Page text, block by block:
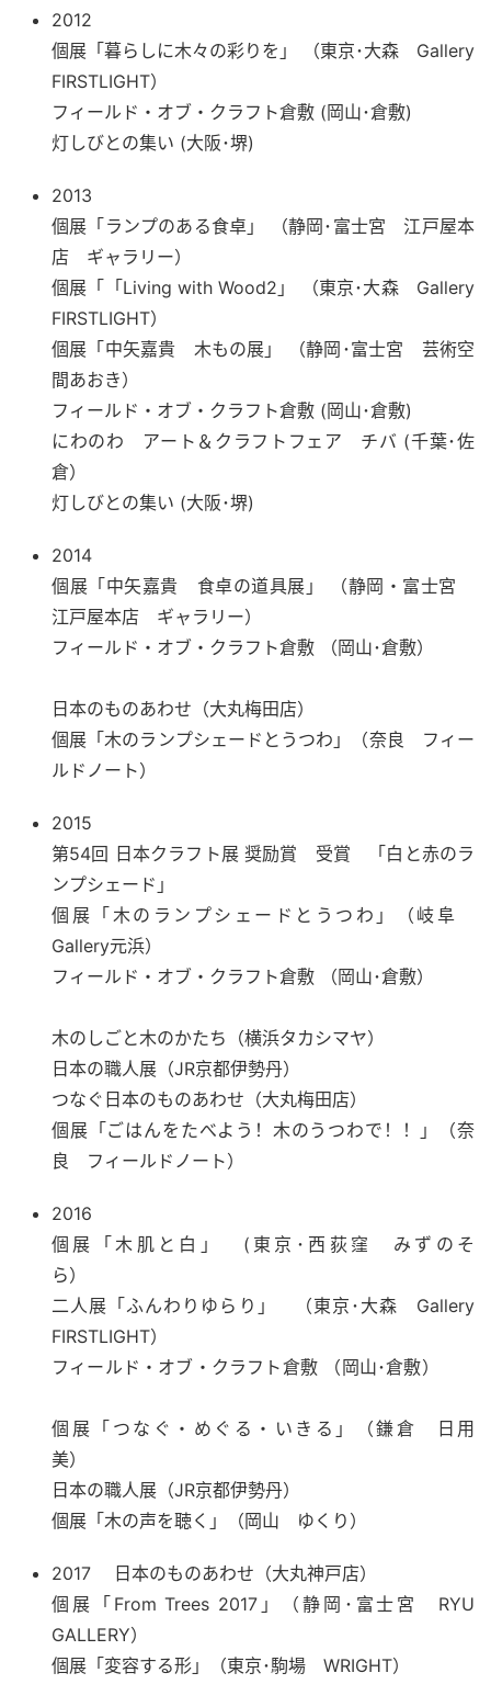
2012
個展「暮らしに木々の彩りを」 （東京･大森 Gallery
FIRSTLIGHT）
フィールド・オブ・クラフト倉敷 (岡山･倉敷)
灯しびとの集い (大阪･堺)
2013
個展「ランプのある食卓」 （静岡･富士宮 江戸屋本
店 ギャラリー）
個展「「Living with Wood2」 （東京･大森 Gallery
FIRSTLIGHT）
個展「中矢嘉貴 木もの展」 （静岡･富士宮 芸術空
間あおき）
フィールド・オブ・クラフト倉敷 (岡山･倉敷)
にわのわ アート＆クラフトフェア チバ (千葉･佐
倉）
灯しびとの集い (大阪･堺)
2014
個展「中矢嘉貴 食卓の道具展」 （静岡・富士宮
江戸屋本店 ギャラリー）
フィールド・オブ・クラフト倉敷 （岡山･倉敷）
日本のものあわせ（大丸梅田店）
個展「木のランプシェードとうつわ」（奈良 フィー
ルドノート）
2015
第54回 日本クラフト展 奨励賞 受賞 「白と赤のラ
ンプシェード」
個展「木のランプシェードとうつわ」（岐阜
Gallery元浜）
フィールド・オブ・クラフト倉敷 （岡山･倉敷）
木のしごと木のかたち（横浜タカシマヤ）
日本の職人展（JR京都伊勢丹）
つなぐ日本のものあわせ（大丸梅田店）
個展「ごはんをたべよう！木のうつわで！！」（奈
良 フィールドノート）
2016
個展「木肌と白」 (東京･西荻窪 みずのそ
ら）
二人展「ふんわりゆらり」 （東京･大森 Gallery
FIRSTLIGHT）
フィールド・オブ・クラフト倉敷 （岡山･倉敷）
個展「つなぐ・めぐる・いきる」（鎌倉 日用
美）
日本の職人展（JR京都伊勢丹）
個展「木の声を聴く」（岡山 ゆくり）
2017 日本のものあわせ（大丸神戸店）
個展「From Trees 2017」（静岡･富士宮 RYU
GALLERY）
個展「変容する形」（東京･駒場 WRIGHT）